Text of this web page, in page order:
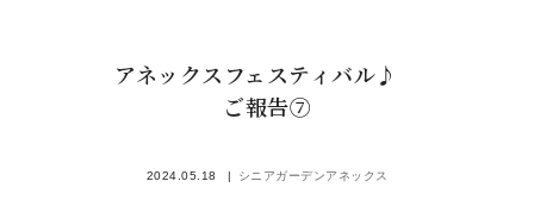
アネックスフェスティバル♪
ご報告⑦
2024.05.18 シニアガーデンアネックス